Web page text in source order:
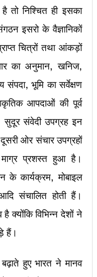
तो निश्चित ही इसका
इसरो के वैज्ञानिकों
चित्रों तथा आंकड़ों
का अनुमान, खनिज,
भूमि का सर्वेक्षण
आपदाओं की पूर्व
सुदूर संवेदी उपग्रह इन
ओर संचार उपग्रहों
माग्र प्रशस्त हुआ है।
के कार्यक्रम, मोबाइल
संचालित होती हैं।
है क्योंकि विभिन्न देशों ने
हैं।
हुए भारत ने मानव